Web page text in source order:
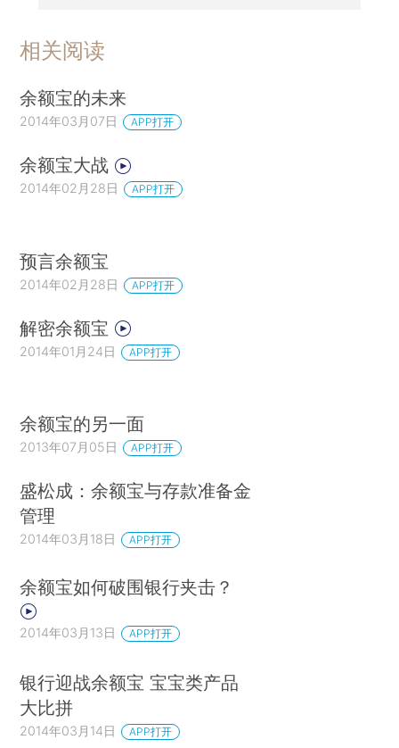
相关阅读
余额宝的未来
2014年03月07日 APP打开
余额宝大战
2014年02月28日 APP打开
预言余额宝
2014年02月28日 APP打开
解密余额宝
2014年01月24日 APP打开
余额宝的另一面
2013年07月05日 APP打开
盛松成：余额宝与存款准备金
管理
2014年03月18日 APP打开
余额宝如何破围银行夹击？
2014年03月13日 APP打开
银行迎战余额宝 宝宝类产品
大比拼
2014年03月14日 APP打开